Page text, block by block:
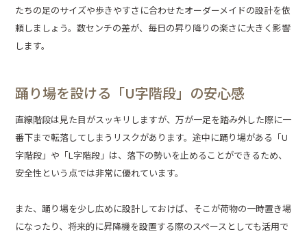
たちの足のサイズや歩きやすさに合わせたオーダーメイドの設計を依
頼しましょう。数センチの差が、毎日の昇り降りの楽さに大きく影響
します。
踊り場を設ける「U字階段」の安心感
直線階段は見た目がスッキリしますが、万が一足を踏み外した際に一
番下まで転落してしまうリスクがあります。途中に踊り場がある「U
字階段」や「L字階段」は、落下の勢いを止めることができるため、
安全性という点では非常に優れています。
また、踊り場を少し広めに設計しておけば、そこが荷物の一時置き場
になったり、将来的に昇降機を設置する際のスペースとしても活用で